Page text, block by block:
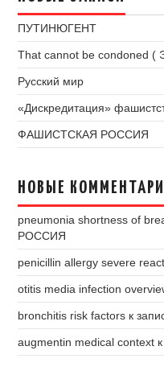
ПУТИНЮГЕНТ
That cannot be condoned (
Русский мир
«Дискредитация»
ФАШИСТСКАЯ РОССИЯ
НОВЫЕ
pneumonia shortness of
РОССИЯ
penicillin allergy severe
otitis media infection
bronchitis risk factors к
augmentin medical context